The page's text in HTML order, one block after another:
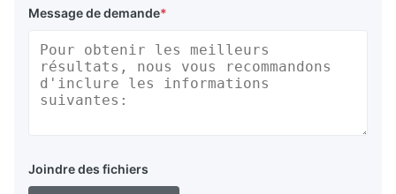
Message de demande*
Joindre des fichiers